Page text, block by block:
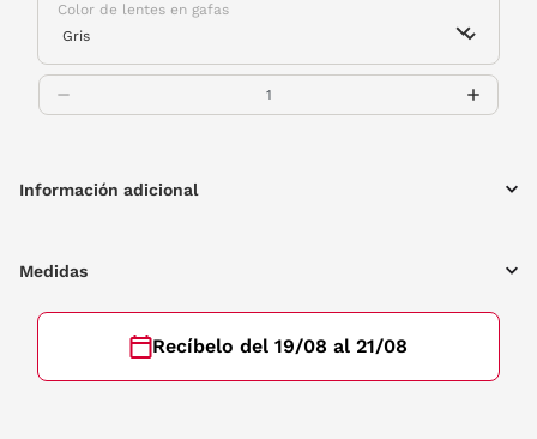
Color de lentes en gafas
Información adicional
Medidas
Recíbelo del 19/08 al 21/08